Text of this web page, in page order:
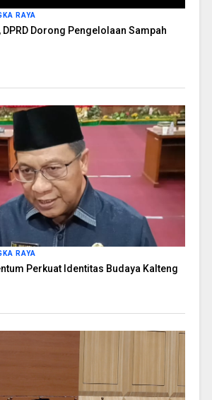
RAYA
Dorong Pengelolaan Sampah
RAYA
Perkuat Identitas Budaya Kalteng